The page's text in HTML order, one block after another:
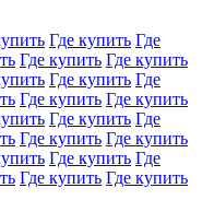
Где купить Где
Где купить Где купить
Где купить Где
Где купить Где купить
Где купить Где
Где купить Где купить
Где купить Где
Где купить Где купить